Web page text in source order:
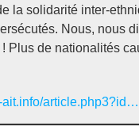
la solidarité inter-
Nous, nous
Plus de nationalités
ait.info/article.php3?id…